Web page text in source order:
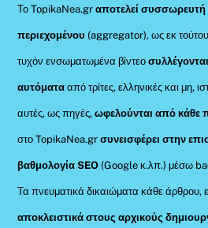
Το TopikaNea.grαποτελεί συσσωρευτή
περιεχομένου (aggregator), ως εκ τούτου
τυχόν ενσωματωμένα βίντεο
αυτόματααπό τρίτες, ελληνικές και μη,
αυτές, ως πηγές,ωφελούνται από κάθε
στο TopikaNea.gr συνεισφέρει στην
βαθμολογία SEO (Google κ.λπ.) μέσω
Τα πνευματικά δικαιώματα κάθε άρθρου,
αποκλειστικά στους αρχικούς